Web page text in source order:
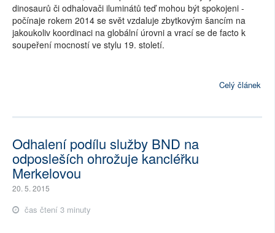
dinosaurů či odhalovači iluminátů teď mohou být spokojeni -
počínaje rokem 2014 se svět vzdaluje zbytkovým šancím na
jakoukoliv koordinaci na globální úrovni a vrací se de facto k
soupeření mocností ve stylu 19. století.
Celý článek
Odhalení podílu služby BND na
odposleších ohrožuje kancléřku
Merkelovou
20. 5. 2015
čas čtení 3 minuty